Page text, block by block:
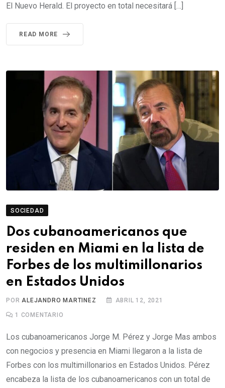
El Nuevo Herald. El proyecto en total necesitará […]
READ MORE
SOCIEDAD
Dos cubanoamericanos que
residen en Miami en la lista de
Forbes de los multimillonarios
en Estados Unidos
PORALEJANDRO MARTINEZ ABRIL 12, 2021
1 COMENTARIO
Los cubanoamericanos Jorge M. Pérez y Jorge Mas ambos
con negocios y presencia en Miami llegaron a la lista de
Forbes con los multimillonarios en Estados Unidos. Pérez
encabeza la lista de los cubanoamericanos con un total de